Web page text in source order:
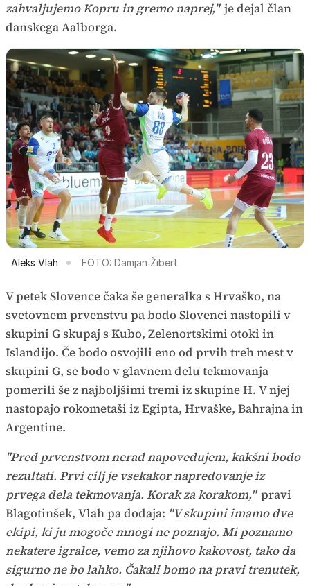
zahvaljujemo Kopru in gremo naprej," je dejal član
danskega Aalborga.
Aleks Vlah FOTO: Damjan Žibert
V petek Slovence čaka še generalka s Hrvaško, na
svetovnem prvenstvu pa bodo Slovenci nastopili v
skupini G skupaj s Kubo, Zelenortskimi otoki in
Islandijo. Če bodo osvojili eno od prvih treh mest v
skupini G, se bodo v glavnem delu tekmovanja
pomerili še z najboljšimi tremi iz skupine H. V njej
nastopajo rokometaši iz Egipta, Hrvaške, Bahrajna in
Argentine.
"Pred prvenstvom nerad napovedujem, kakšni bodo
rezultati. Prvi cilj je vsekakor napredovanje iz
prvega dela tekmovanja. Korak za korakom," pravi
Blagotinšek, Vlah pa dodaja: "V skupini imamo dve
ekipi, ki ju mogoče mnogi ne poznajo. Mi poznamo
nekatere igralce, vemo za njihovo kakovost, tako da
sigurno ne bo lahko. Čakali bomo na pravi trenutek,